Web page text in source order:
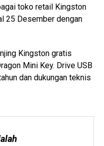
toko retail Kingston
25 Desember dengan
Kingston gratis
Mini Key. Drive USB
dan dukungan teknis